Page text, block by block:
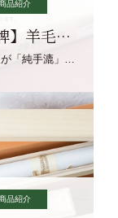
品紹介
【鳳王牌】羊毛筆×濃墨での揮毫に最適な宣紙系画仙紙
品紹介